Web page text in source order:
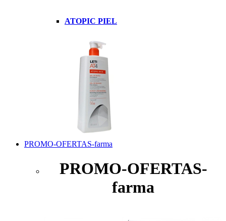
ATOPIC PIEL
PROMO-OFERTAS-farma
PROMO-OFERTAS-
farma